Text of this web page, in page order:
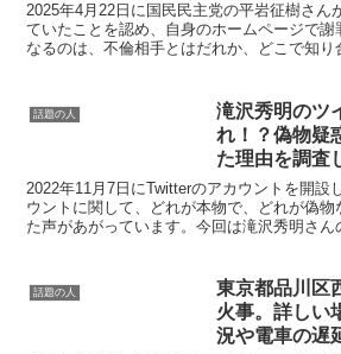
2025年4月22日に国民民主党の平岩征樹さん
ていたことを認め、自身のホームページで
なるのは、不倫相手とはだれか、どこで知
話題の人
滝沢秀明のツ
れ！？偽物疑
た理由を調査
2022年11月7日にTwitterのアカウントを開設
ウントに関して、どれが本物で、どれが偽物
た声があがっています。今回は滝沢秀明さん
話題の人
東京都品川区
火事。詳しい
況や電車の遅